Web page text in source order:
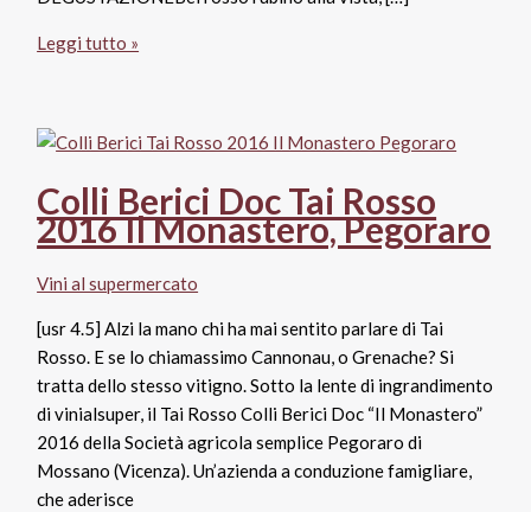
Colli
Barbarano
2016,
Casa
Defrà
–
e
Terra
Spa
Leggi tutto »
Colli Berici Doc Tai Rosso
2016 Il Monastero, Pegoraro
Vini al supermercato
[usr 4.5] Alzi la mano chi ha mai sentito parlare di Tai
Rosso. E se lo chiamassimo Cannonau, o Grenache? Si
tratta dello stesso vitigno. Sotto la lente di ingrandimento
di vinialsuper, il Tai Rosso Colli Berici Doc “Il Monastero”
2016 della Società agricola semplice Pegoraro di
Mossano (Vicenza). Un’azienda a conduzione famigliare,
che aderisce